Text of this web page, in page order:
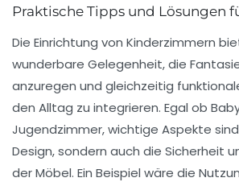
Praktische Tipps und Lösungen
Die Einrichtung von Kinderzimmern
wunderbare Gelegenheit, die
anzuregen und gleichzeitig
den Alltag zu integrieren. Egal ob
Jugendzimmer, wichtige Aspekte
Design, sondern auch die Sicherheit
der Möbel. Ein Beispiel wäre die